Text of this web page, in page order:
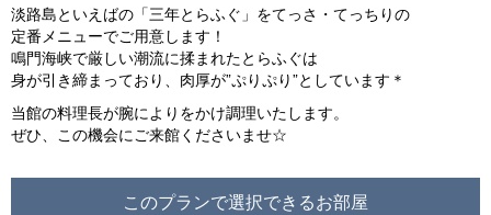
淡路島といえばの「三年とらふぐ」をてっさ・てっちりの
定番メニューでご用意します！
鳴門海峡で厳しい潮流に揉まれたとらふぐは
身が引き締まっており、肉厚が”ぷりぷり”としています＊
当館の料理長が腕によりをかけ調理いたします。
ぜひ、この機会にご来館くださいませ☆
このプランで選択できるお部屋